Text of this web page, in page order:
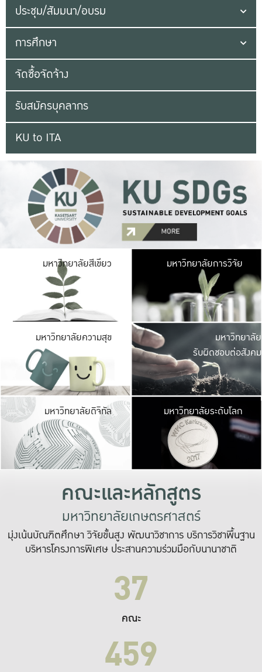
ประชุม/สัมมนา/อบรม
การศึกษา
จัดซื้อจัดจ้าง
รับสมัครบุคลากร
KU to ITA
มหาวิทยาลัยสีเขียว มหาวิ
มีพื้นที่เขียวสดใส
เป็นป่าในเมือง เกษต
มหาวิทยาลัยการวิจัย
มหาวิทยาลัยความสุข มหาวิ
ค
เปิดประ
และพบเรื่องราวใ
มหาวิทยาลัย
รับผิดชอบต่อสังคม
มหาวิทยาลัยดิจิทัล มหาวิ
เปลี่ยนแปลง แล
เพื่อทำง
ระบบสารสนเทศ
มหาวิทยาลัยระดับโลก
คณะและหลักสูตร
มหาวิทยาลัยเกษตรศาสตร์
มุ่งเน้นบัณฑิตศึกษา วิจัยขั้นสูง พัฒนาวิชาการ บริการวิชาพื้นฐาน
บริหารโครงการพิเศษ ประสานความร่วมมือกับนานาชาติ
37
คณะ
459